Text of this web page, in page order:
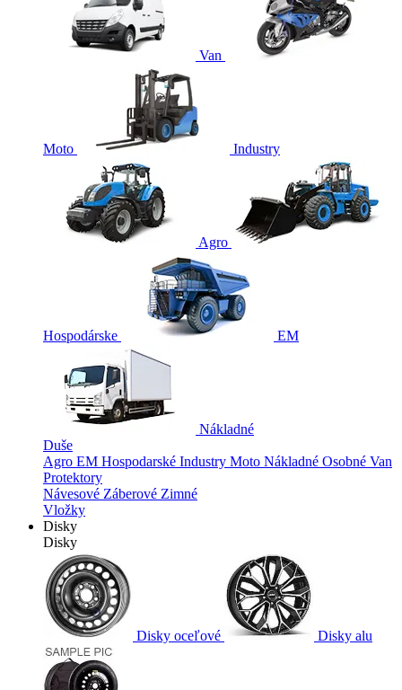
Van
Moto Industry
Agro
Hospodárske EM
Nákladné
Duše
Agro EM Hospodarské Industry Moto Nákladné Osobné Van
Protektory
Návesové Záberové Zimné
Vložky
Disky
Disky
Disky oceľové Disky alu